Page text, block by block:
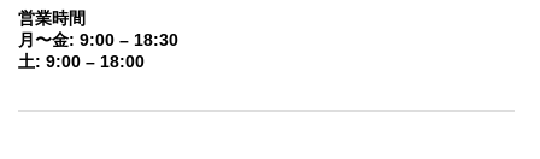
営業時間
月〜金: 9:00 – 18:30
土: 9:00 – 18:00